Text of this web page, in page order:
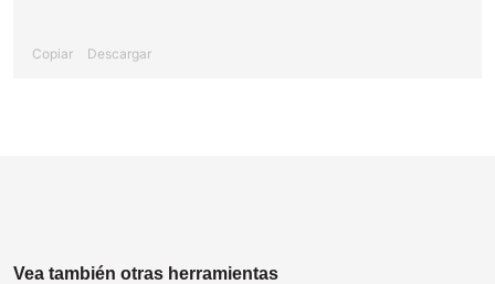
Copiar Descargar
Vea también otras herramientas